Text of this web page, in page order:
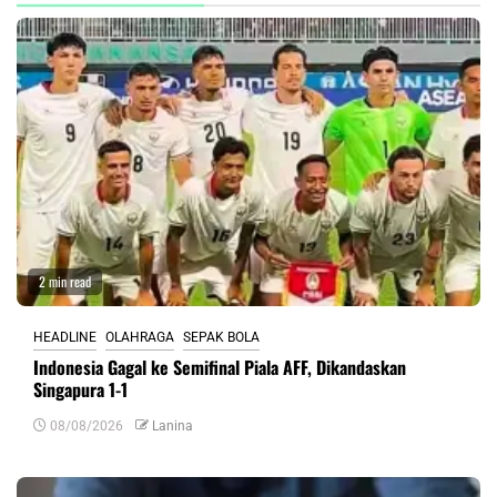
2 min read
HEADLINE OLAHRAGA SEPAK BOLA
Indonesia Gagal ke Semifinal Piala AFF, Dikandaskan
Singapura 1-1
08/08/2026 Lanina